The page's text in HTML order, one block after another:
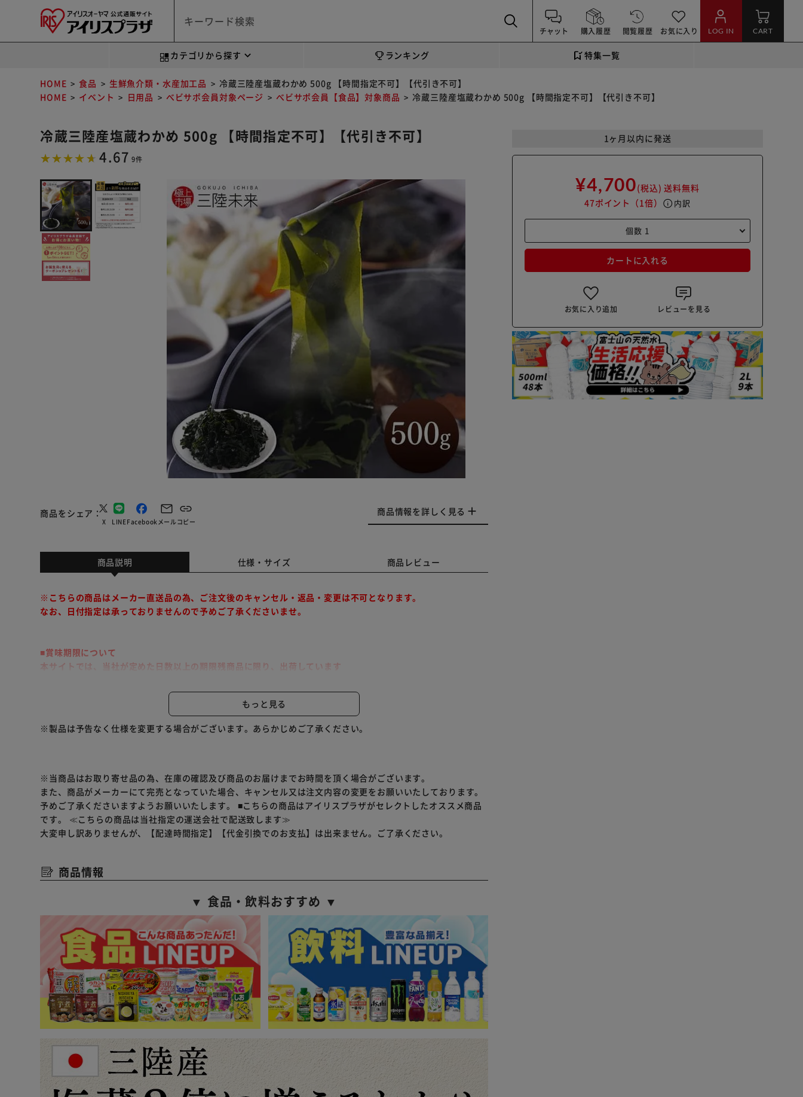
チャット 購入履歴 閲覧履歴 お気に入り LOG IN CART
カテゴリから探す ランキング 特集一覧
HOME 食品 生鮮魚介類・水産加工品
冷蔵三陸産塩蔵わかめ 500g 【時間指定不可】【代引き不可】
HOME
イベント 日用品 べビサポ会員対象ページ べビサポ会員【食品】対象商品 冷蔵三陸産塩蔵わかめ 500g 【時間指定不可】【代引き不可】
冷蔵三陸産塩蔵わかめ 500g 【時間指定不可】【代引き不可】
4.67 9件
商品をシェア
X LINEFacebook メールコピー
商品情報を詳しく見る
1ヶ月以内に発送
¥4,700(税込) 送料無料
47ポイント （1倍） info 内訳
カートに入れる
お気に入り追加 レビューを見る
商品説明 仕様・サイズ 商品レビュー
※こちらの商品はメーカー直送品の為、ご注文後のキャンセル・返品・変更は不可となります。
なお、日付指定は承っておりませんので予めご了承くださいませ。
■賞味期限について
本サイトでは、当社が定めた日数以上の期限残商品に限り、出荷しています
市販品塩蔵わかめより水戻しした時に量が増えます。もっと見る
※製品は予告なく仕様を変更する場合がございます。あらかじめご了承ください。
※当商品はお取り寄せ品の為、在庫の確認及び商品のお届けまでお時間を頂く場合がございます。
また、商品がメーカーにて完売となっていた場合、キャンセル又は注文内容の変更をお願いいたしております。
予めご了承くださいますようお願いいたします。 ■こちらの商品はアイリスプラザがセレクトしたオススメ商品
です。 ≪こちらの商品は当社指定の運送会社で配送致します≫
大変申し訳ありませんが、【配達時間指定】【代金引換でのお支払】は出来ません。ご了承ください。
商品情報
▼ 食品・飲料おすすめ ▼